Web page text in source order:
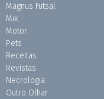
Magnus Futsal
Mix
Motor
Pets
Receitas
Revistas
Necrologia
Outro Olhar